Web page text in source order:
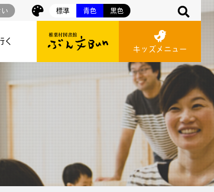
標準 青色 黒色
い
く
キッズメニュー